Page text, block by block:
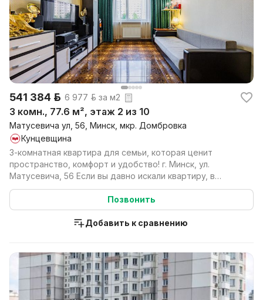
541 384 р. 6 977 р. за м2
3 комн., 77.6 м², этаж 2 из 10
Матусевича ул, 56, Минск, мкр. Домбровка
Кунцевщина
3-комнатная квартира для семьи, которая ценит
пространство, комфорт и удобство! г. Минск, ул.
Матусевича, 56 Если вы давно искали квартиру, в
которой ...
Позвонить
Добавить к сравнению